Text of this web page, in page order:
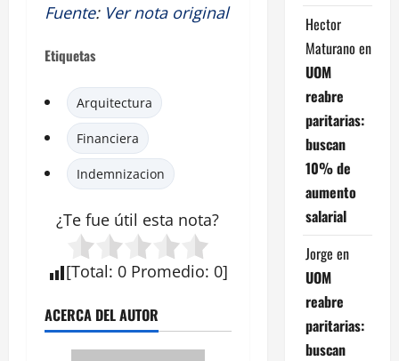
Fuente: Ver nota original
Etiquetas
Arquitectura
Financiera
Indemnizacion
¿Te fue útil esta nota?
[Total: 0 Promedio: 0]
ACERCA DEL AUTOR
Hector
Maturano en
UOM
reabre
paritarias:
buscan
10% de
aumento
salarial
Jorge en
UOM
reabre
paritarias:
buscan